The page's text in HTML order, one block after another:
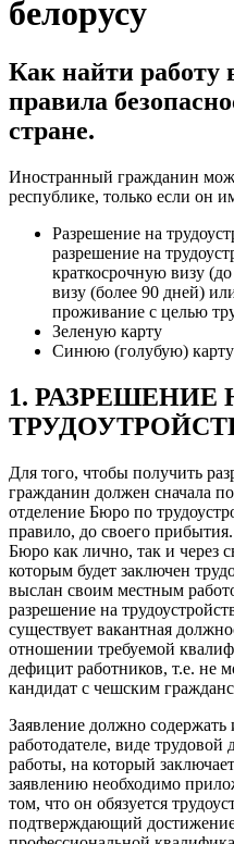
белорусу
Как найти работу
правила
стране.
Иностранный гражданин
республике, только если он
Разрешение на
разрешение на
краткосрочную визу
визу (более 90 дней)
проживание с целью
Зеленую карту
Синюю (голубую) карту
1. РАЗРЕШЕНИЕ
Для того, чтобы получить
гражданин должен сначала
отделение Бюро по
правило, до своего
Бюро как лично, так и через
которым будет заключен
выслан своим местным
разрешение на
существует вакантная
отношении требуемой
дефицит работников, т.е. не
кандидат с чешским
Заявление должно
работодателе, виде трудовой
работы, на который
заявлению необходимо
том, что он обязуется
подтверждающий